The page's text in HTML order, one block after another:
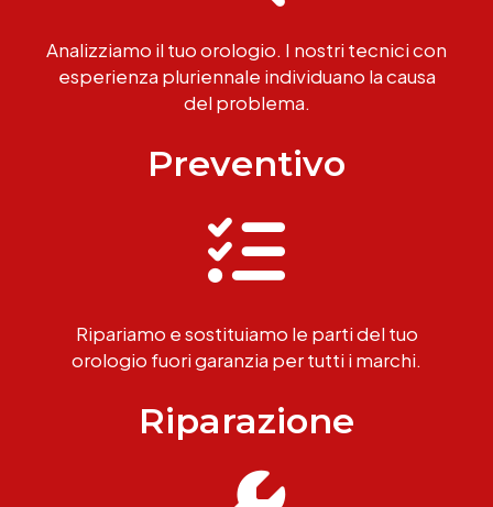
Analizziamo il tuo orologio. I nostri tecnici con
esperienza pluriennale individuano la causa
del problema.
Preventivo
Ripariamo e sostituiamo le parti del tuo
orologio fuori garanzia per tutti i marchi.
Riparazione